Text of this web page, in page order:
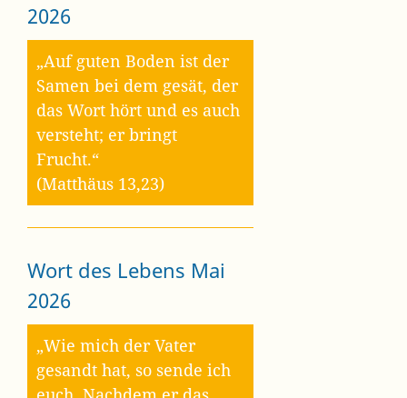
2026
„Auf guten Boden ist der
Samen bei dem gesät, der
das Wort hört und es auch
versteht; er bringt
Frucht.“
(Matthäus 13,23)
Wort des Lebens Mai
2026
„Wie mich der Vater
gesandt hat, so sende ich